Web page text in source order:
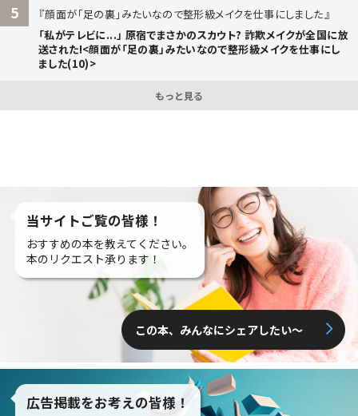
5
顔面が「足の裏」みたいなので整形級メイクを仕事にしました
「私がテレビに...」 原宿でまさかのスカウト? 詐欺メイクが全国に放
送された!<顔面が「足の裏」みたいなので整形級メイクを仕事にし
ました(10)>
もっと見る
当サイトご覧の皆様！
おすすめの本を教えてください。
本のリクエスト承ります！
この本、みんなにシェアしたい〜
広告掲載をお考えの皆様！